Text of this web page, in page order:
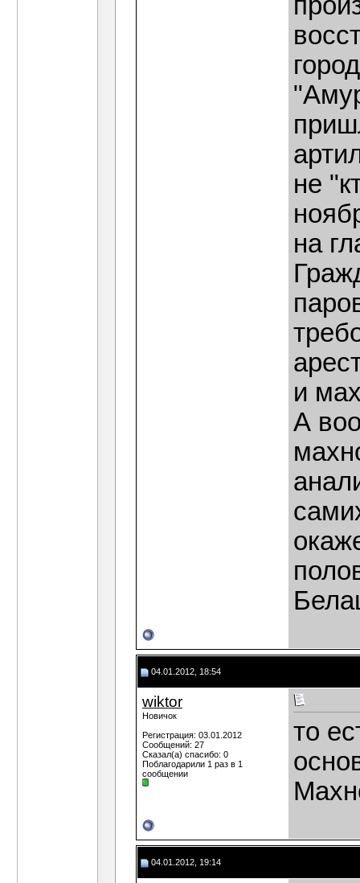
не
на
и
А
04.01.2012, 18:54
wiktor
Новичок
Регистрация: 03.01.2012
Сообщений: 27
Сказал(а) спасибо: 0
Поблагодарили 1 раз в 1
сообщении
то
04.01.2012, 19:14